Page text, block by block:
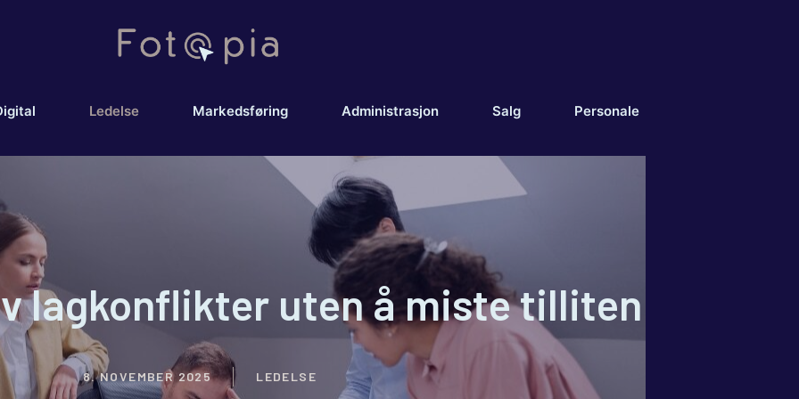
Ledelse Markedsføring Administrasjon Salg Personale
lagkonflikter uten å miste tilliten
8. NOVEMBER 2025 LEDELSE